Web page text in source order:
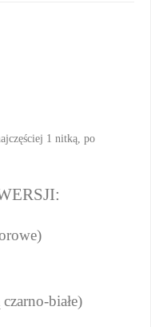
1 nitką, po
białe)